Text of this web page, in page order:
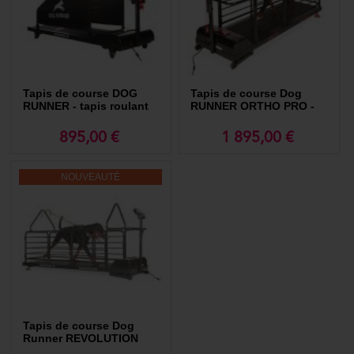
après une blessure. Suivant les conseils des professionnels de la santé
canine, l'utilisation d'un tapis roulant pour chien aide à réguler le niveau
et l'intensité de l'exercice, facilitant une récupération plus sécurisée et
Pour les propriétaires qui pratiquent des activités comme le
tapis de course pour chien est particulièrement bénéfique. Cela aide à
améliorer l'endurance et la force du chien, rendant ces activités plus
durabilité et une fiabilité du produit, mais aussi la sécurité et le confort
de votre chien pendant son utilisation. Avec une garantie étendue et une
constituent un investissement judicieux pour la santé et le bonheur de
votre fidèle compagnon.
Tapis de course DOG
RUNNER - tapis roulant
895,00 €
Tapis de course Dog
RUNNER ORTHO PRO -
1 895,00 €
NOUVEAUTÉ
Tapis de course Dog
Runner REVOLUTION